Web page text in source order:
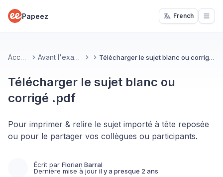
Papeez French
Accueil Avant l'examen Télécharger le sujet blanc ou corrigé .pdf
Télécharger le sujet blanc ou
corrigé .pdf
Pour imprimer & relire le sujet importé à tête reposée
ou pour le partager vos collègues ou participants.
Écrit par Florian Barral
Dernière mise à jour il y a presque 2 ans